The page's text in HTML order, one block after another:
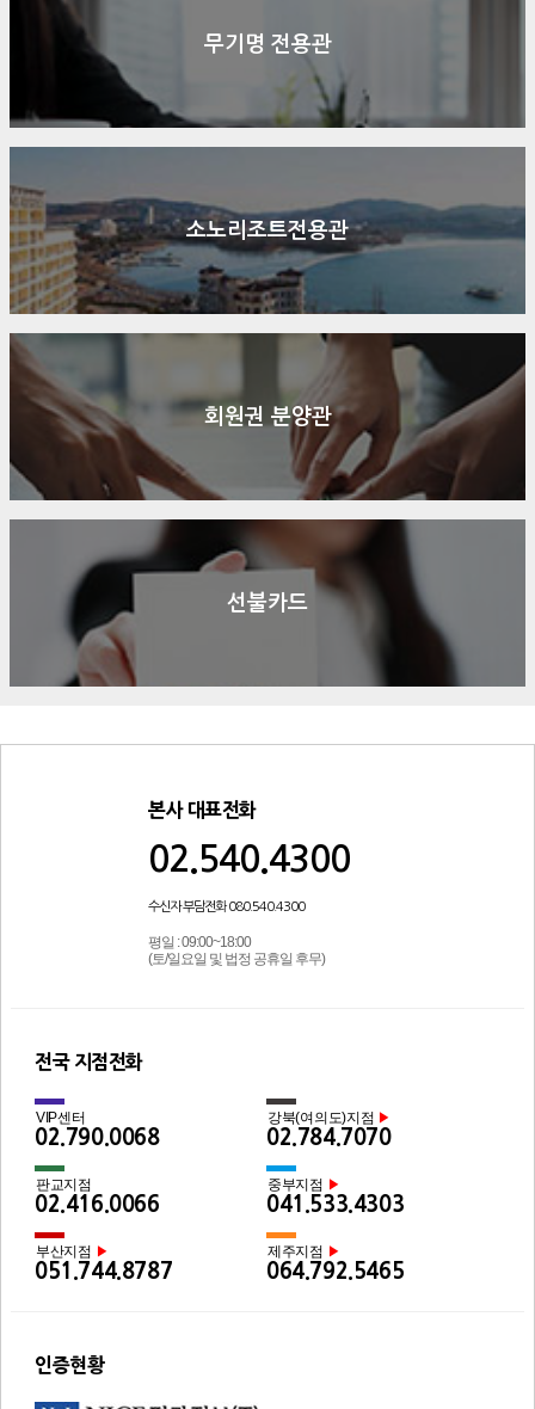
무기명 전용관
소노리조트전용관
회원권 분양관
선불카드
본사 대표전화
02.540.4300
수신자 부담전화 080.540.4300
평일 : 09:00~18:00
(토/일요일 및 법정 공휴일 후무)
전국 지점전화
VIP센터
02.790.0068
강북(여의도)지점 ▶
02.784.7070
판교지점
02.416.0066
중부지점 ▶
041.533.4303
부산지점 ▶
051.744.8787
제주지점 ▶
064.792.5465
인증현황